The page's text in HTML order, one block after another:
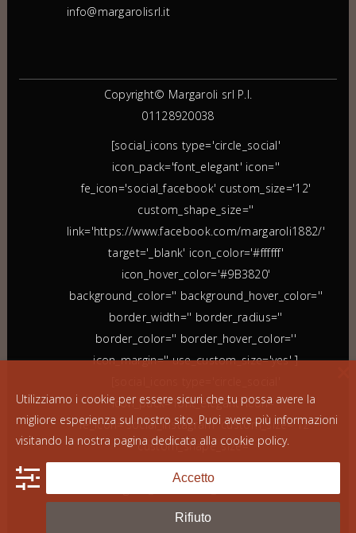
info@margarolisrl.it
Copyright© Margaroli srl P.I.
01128920038
[social_icons type='circle_social'
icon_pack='font_elegant' icon=''
fe_icon='social_facebook' custom_size='12'
custom_shape_size=''
link='https://www.facebook.com/margaroli1882/'
target='_blank' icon_color='#ffffff'
icon_hover_color='#9B3820'
background_color='' background_hover_color=''
border_width='' border_radius=''
border_color='' border_hover_color=''
icon_margin='' use_custom_size='yes' ]
icon_pack='font_elegant' icon=''
fe_icon='social_instagram' custom_size='12'
custom_shape_size=''
link='https://www.instagram.com/margaroli_srl'
icon_hover_color='#9B3820'
Utilizziamo i cookie per essere sicuri che tu possa avere la
migliore esperienza sul nostro sito. Puoi avere più informazioni
visitando la nostra pagina dedicata alla cookie policy.
Accetto
Rifiuto